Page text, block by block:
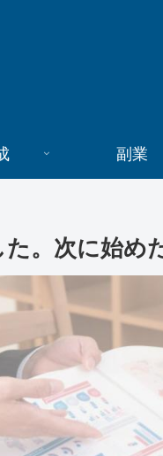
副業
。次に始め